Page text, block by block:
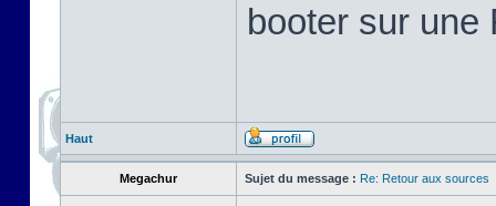
booter sur une
Haut
Megachur Sujet du message : Re: Retour aux sources